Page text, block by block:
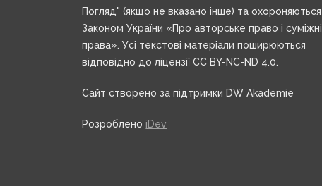
Погляд" (якщо не вказано інше) та охороняються
Законом України «Про авторське право і суміжні
права». Усі текстові матеріали поширюються
відповідно до ліцензії CC BY-NC-ND 4.0.
Сайт створено за підтримки DW Akademie
Розроблено iDev